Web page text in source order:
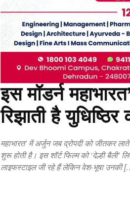
इस मॉडर्न
रिझाती है युधिष्ठिर
महाभारत’ में अर्जुन जब द्रोपदी को जीतकर
शुरू होती है। इस ‍‍शॉर्ट फिल्म को ‘देल्ही बैली’
लाइफस्टाइल जी रहे हैं लेकिन वेश-भूषा उनकी